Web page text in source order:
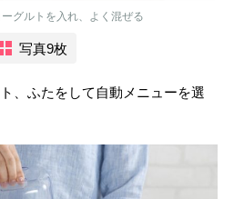
グルトを入れ、よく混ぜる
写真9枚
、ふたをして自動メニューを選